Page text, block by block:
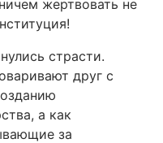
жертвовать не
страсти.
друг с
а как
за